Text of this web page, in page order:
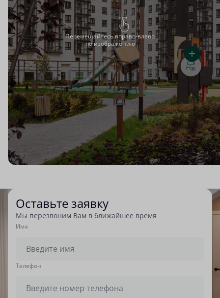
Перемещайтесь вправо-влево
по изображению
Оставьте заявку
Мы перезвоним Вам в ближайшее время
Имя
Tелефон